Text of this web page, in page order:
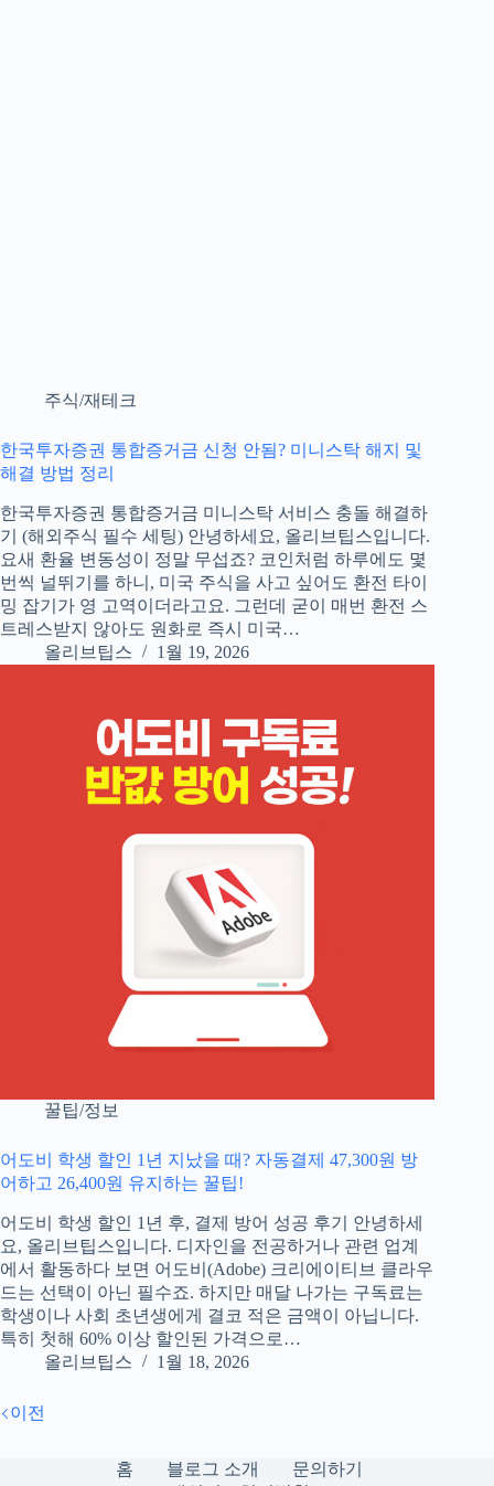
주식/재테크
한국투자증권 통합증거금 신청 안됨? 미니스탁 해지 및
해결 방법 정리
한국투자증권 통합증거금 미니스탁 서비스 충돌 해결하
기 (해외주식 필수 세팅) 안녕하세요, 올리브팁스입니다.
요새 환율 변동성이 정말 무섭죠? 코인처럼 하루에도 몇
번씩 널뛰기를 하니, 미국 주식을 사고 싶어도 환전 타이
밍 잡기가 영 고역이더라고요. 그런데 굳이 매번 환전 스
트레스받지 않아도 원화로 즉시 미국…
올리브팁스
1월 19, 2026
꿀팁/정보
어도비 학생 할인 1년 지났을 때? 자동결제 47,300원 방
어하고 26,400원 유지하는 꿀팁!
어도비 학생 할인 1년 후, 결제 방어 성공 후기 안녕하세
요, 올리브팁스입니다. 디자인을 전공하거나 관련 업계
에서 활동하다 보면 어도비(Adobe) 크리에이티브 클라우
드는 선택이 아닌 필수죠. 하지만 매달 나가는 구독료는
학생이나 사회 초년생에게 결코 적은 금액이 아닙니다.
특히 첫해 60% 이상 할인된 가격으로…
올리브팁스
1월 18, 2026
이전
홈 블로그 소개
문의하기